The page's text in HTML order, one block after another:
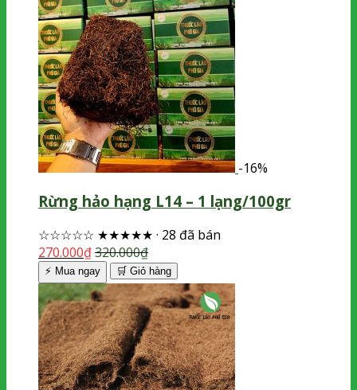
-16%
Rừng hảo hạng L14 – 1 lạng/100gr
☆☆☆☆☆ ★★★★★ · 28 đã bán
270.000₫320.000₫
⚡ Mua ngay 🛒 Giỏ hàng